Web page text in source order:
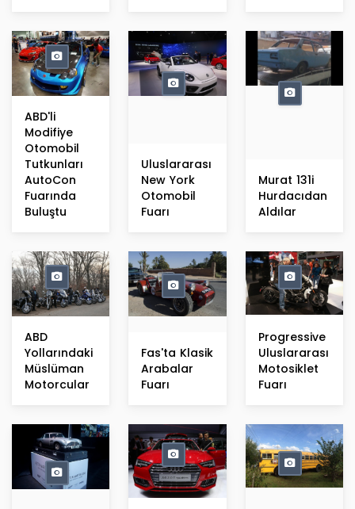
ABD'li
Modifiye
Otomobil
Tutkunları
AutoCon
Fuarında
Buluştu
Uluslararası
New York
Otomobil
Fuarı
Murat 131i
Hurdacıdan
Aldılar
ABD
Yollarındaki
Müslüman
Motorcular
Fas'ta Klasik
Arabalar
Fuarı
Progressive
Uluslararası
Motosiklet
Fuarı